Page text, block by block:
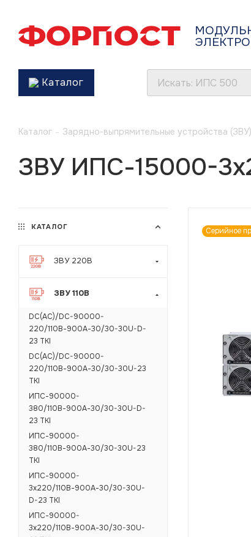
Каталог
Каталог - Зарядно-выпрямительные устройства (ЗВУ)
ЗВУ ИПС-15000-
Серийное
КАТАЛОГ
ЗВУ 220В
ЗВУ 110В
DC(AC)/DC-90000-
220/110В-900А-30/30-30U-D-
23 TKI
DC(AC)/DC-90000-
220/110В-900А-30/30-30U-23
TKI
ИПС-90000-
380/110В-900А-30/30-30U-D-
23 TKI
ИПС-90000-
380/110В-900А-30/30-30U-23
TKI
ИПС-90000-
3х220/110В-900А-30/30-30U-
D-23 TKI
ИПС-90000-
3х220/110В-900А-30/30-30U-